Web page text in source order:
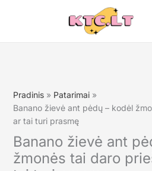
Pradinis
Patarimai
Banano žievė ant pėdų – kodėl
ar tai turi prasmę
Banano žievė ant
žmonės tai daro